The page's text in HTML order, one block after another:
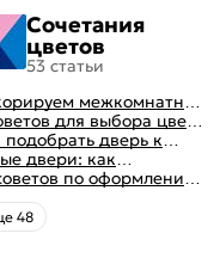
Сочетания
цветов
53 статьи
межкомнатные
в стиле винтаж
руками (с
фото-
для выбора цвета
дверей
подобрать дверь к
квартиры
двери: как
вписать их в
по оформлению
проема без двери
фото
48